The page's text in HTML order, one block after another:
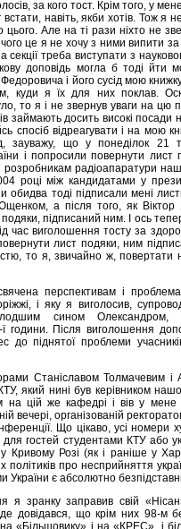
за кого тост. Крім того, у
навіть, якби хотів. Тож я
цього. Але на ті рази ніхто не
це я не хочу з ними випити
треба виступати з
доповідь могла б тоді йти
і його сусід мою
куди я їх для них поклав.
то я і не звернув уваги на цю
займають досить високі посади
спосіб відреагувати і на мою
зауважу, що у понеділок 21
і попросили повернути лист
радіоапаратури
році між кандидатами у
тоді підписали мені
а після того, як Віктор
підписаний ним. І ось
час виголошення тосту за
лист подяки, ним
то я, звичайно ж, повертати
перспективам і
і яку я виголосив,
сином Олександром,
години. Після виголошення
до піднятої проблеми
Станіславом Толмачевим
який нині був керівником
на цій же кафедрі і вів у
вечері, організованій
Що цікаво, усі номери
для гостей студентами КТУ або
у Кривому Розі (як і раніше у
про несприйняття
України є абсолютно
зранку заправив свій
довідався, що крім них 98-м
і на «КРЕС», і